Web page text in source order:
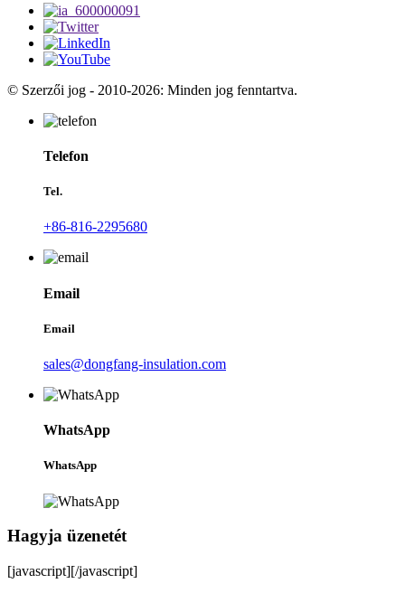
© Szerzői jog - 2010-2026: Minden jog fenntartva.
Telefon
Tel.
+86-816-2295680
Email
Email
sales@dongfang-insulation.com
WhatsApp
WhatsApp
Hagyja üzenetét
[javascript][/javascript]